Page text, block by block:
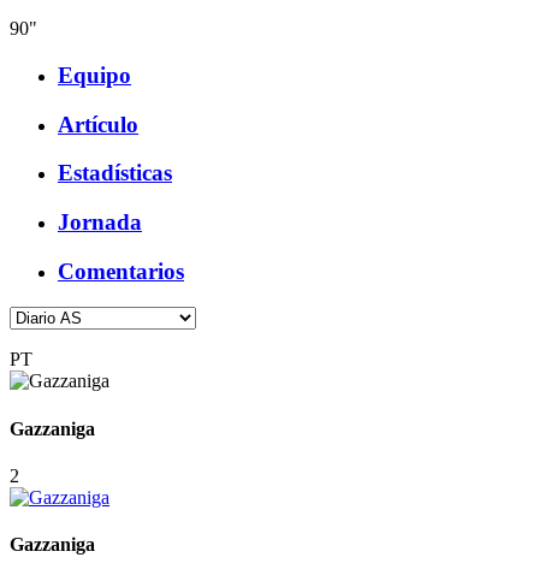
90"
Equipo
Artículo
Estadísticas
Jornada
Comentarios
PT
Gazzaniga
2
Gazzaniga